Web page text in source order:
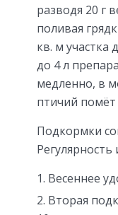
разводя 20 г
поливая
кв. м участка
до 4 л
медленно, в
птичий помёт
Подкормки
Весеннее
Вторая